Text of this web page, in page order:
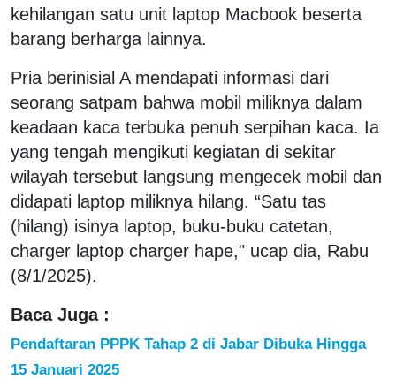
kehilangan satu unit laptop Macbook beserta
barang berharga lainnya.
Pria berinisial A mendapati informasi dari
seorang satpam bahwa mobil miliknya dalam
keadaan kaca terbuka penuh serpihan kaca. Ia
yang tengah mengikuti kegiatan di sekitar
wilayah tersebut langsung mengecek mobil dan
didapati laptop miliknya hilang. “Satu tas
(hilang) isinya laptop, buku-buku catetan,
charger laptop charger hape," ucap dia, Rabu
(8/1/2025).
Baca Juga :
Pendaftaran PPPK Tahap 2 di Jabar Dibuka Hingga
15 Januari 2025